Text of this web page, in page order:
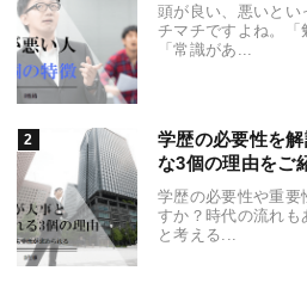
頭が良い、悪いとい
チマチですよね。「
「常識があ...
学歴の必要性を
な3個の理由をご
学歴の必要性や重要
すか？時代の流れも
と考える...